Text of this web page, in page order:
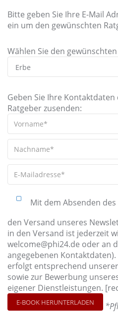
Bitte geben Sie Ihre E-Mail
ein um den gewünschten
Wählen Sie den
Erbe
Geben Sie Ihre
Ratgeber zusenden:
Mit dem Absenden
den Versand unseres
in den Versand ist jederzeit
welcome@phi24.de oder an
angegebenen
erfolgt entsprechend unserer
sowie zur Bewerbung
eigener Dienstleistungen.